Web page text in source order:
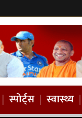
| स्पोर्ट्स | स्वास्थ्य |